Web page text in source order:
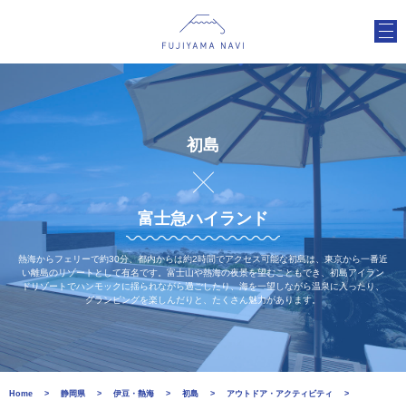
初島
富士急ハイランド
熱海からフェリーで約30分、都内からは約2時間でアクセス可能な初島は、東京から一番近
い離島のリゾートとして有名です。富士山や熱海の夜景を望むこともでき、初島アイラン
ドリゾートでハンモックに揺られながら過ごしたり、海を一望しながら温泉に入ったり、
グランピングを楽しんだりと、たくさん魅力があります。
Home 静岡県 伊豆・熱海 初島
アウトドア・アクティビティ